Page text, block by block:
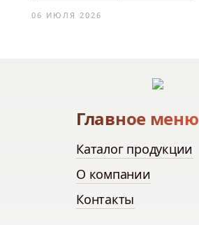
06 ИЮЛЯ 2026
Главное меню
Каталог продукции
О компании
Контакты